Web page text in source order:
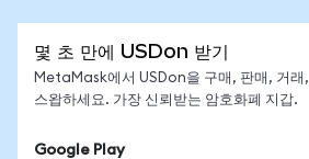
몇 초 만에 USDon 받기
MetaMask에서 USDon을 구매, 판매, 거래,
스왑하세요. 가장 신뢰받는 암호화폐 지갑.
Google Play